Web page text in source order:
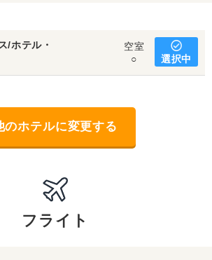
/ホテル・
空室
○
選択中
のホテルに変更する
フライト